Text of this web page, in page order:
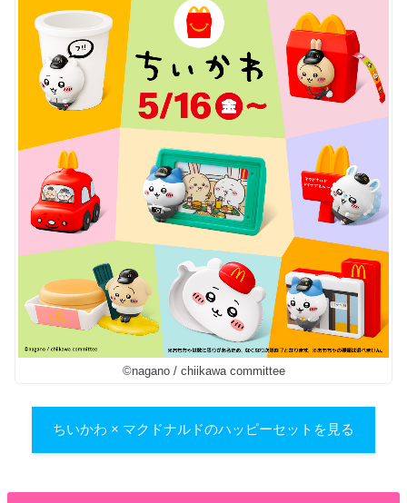
©︎nagano / chiikawa committee
ちいかわ × マクドナルドのハッピーセットを見る